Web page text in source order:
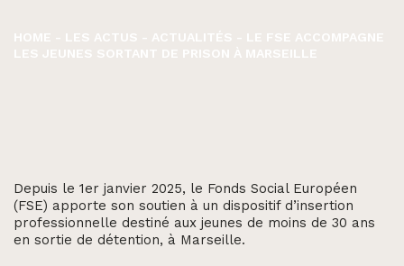
HOME - LES ACTUS - ACTUALITÉS - LE FSE ACCOMPAGNE
LES JEUNES SORTANT DE PRISON À MARSEILLE
Depuis le 1er janvier 2025, le Fonds Social Européen
(FSE) apporte son soutien à un dispositif d’insertion
professionnelle destiné aux jeunes de moins de 30 ans
en sortie de détention, à Marseille.